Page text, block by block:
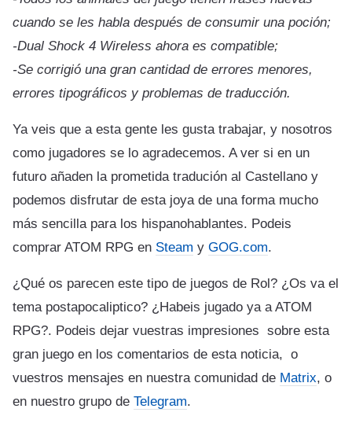
cuando se les habla después de consumir una poción;
-Dual Shock 4 Wireless ahora es compatible;
-Se corrigió una gran cantidad de errores menores,
errores tipográficos y problemas de traducción.
Ya veis que a esta gente les gusta trabajar, y nosotros
como jugadores se lo agradecemos. A ver si en un
futuro añaden la prometida tradución al Castellano y
podemos disfrutar de esta joya de una forma mucho
más sencilla para los hispanohablantes. Podeis
comprar ATOM RPG en Steam y GOG.com.
¿Qué os parecen este tipo de juegos de Rol? ¿Os va el
tema postapocaliptico? ¿Habeis jugado ya a ATOM
RPG?. Podeis dejar vuestras impresiones sobre esta
gran juego en los comentarios de esta noticia, o
vuestros mensajes en nuestra comunidad de Matrix, o
en nuestro grupo de Telegram.